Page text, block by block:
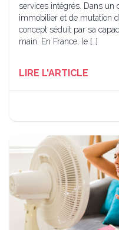
services intégrés. Dans un
immobilier et de mutation
concept séduit par sa
main. En France, le […]
LIRE L'ARTICLE